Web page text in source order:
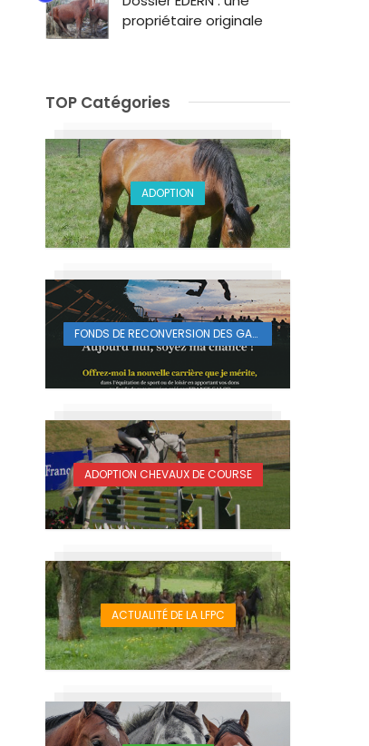
propriétaire originale
TOP Catégories
ADOPTION
FONDS DE RECONVERSION DES GALOPEURS
ADOPTION CHEVAUX DE COURSE
ACTUALITÉ DE LA LFPC